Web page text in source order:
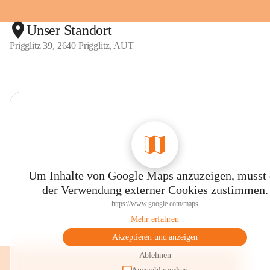
Unser Standort
Prigglitz 39, 2640 Prigglitz, AUT
Um Inhalte von Google Maps anzuzeigen, musst
der Verwendung externer Cookies zustimmen.
https://www.google.com/maps
Mehr erfahren
Akzeptieren und anzeigen
Ablehnen